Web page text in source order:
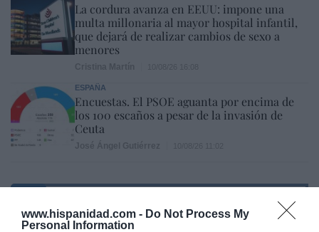
www.hispanidad.com - Do Not Process My
Personal Information
La cordura avanza en EEUU: impone una
multa millonaria al mayor hospital infantil,
que dejará de realizar cambios de sexo a
menores
ESPAÑA
Encuestas. El PSOE aguanta por encima de
los 100 escaños a pesar de la invasión de
Ceuta
Marcelo Gullo: “El trabajo de desmitificar la
historia, de poner la verdadera, de